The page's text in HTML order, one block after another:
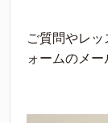
ご質問やレ
ォームのメー